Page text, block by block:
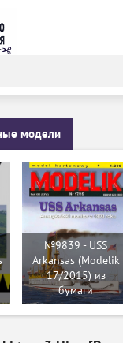
модели
№9839 - USS
Arkansas (Modelik
17/2015) из
бумаги